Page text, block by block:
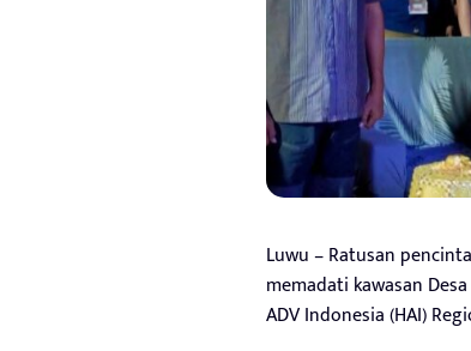
Luwu – Ratusan
memadati kawasan
ADV Indonesia (HAI)